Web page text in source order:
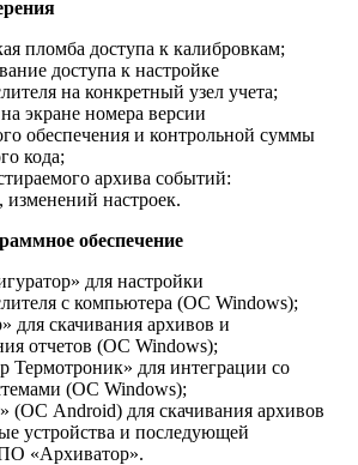
пломба доступа к калибровкам;
доступа к настройке
на конкретный узел учета;
экране номера версии
обеспечения и контрольной суммы
кода;
архива событий:
изменений настроек.
обеспечение
для настройки
с компьютера (ОС Windows);
для скачивания архивов и
отчетов (ОС Windows);
Термотроник» для интеграции со
(ОС Windows);
(ОС Android) для скачивания архивов
устройства и последующей
«Архиватор».